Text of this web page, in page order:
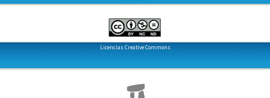
Licencias Creative Commons